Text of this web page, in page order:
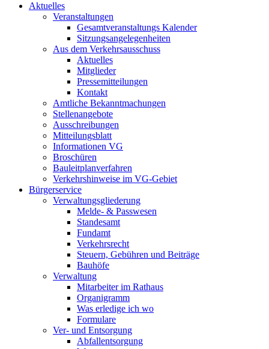
Aktuelles
Veranstaltungen
Gesamtveranstaltungs Kalender
Sitzungsangelegenheiten
Aus dem Verkehrsausschuss
Aktuelles
Mitglieder
Pressemitteilungen
Kontakt
Amtliche Bekanntmachungen
Stellenangebote
Ausschreibungen
Mitteilungsblatt
Informationen VG
Broschüren
Bauleitplanverfahren
Verkehrshinweise im VG-Gebiet
Bürgerservice
Verwaltungsgliederung
Melde- & Passwesen
Standesamt
Fundamt
Verkehrsrecht
Steuern, Gebühren und Beiträge
Bauhöfe
Verwaltung
Mitarbeiter im Rathaus
Organigramm
Was erledige ich wo
Formulare
Ver- und Entsorgung
Abfallentsorgung